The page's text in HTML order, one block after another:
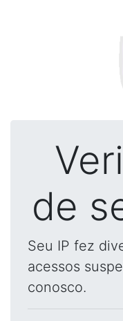
de
Seu IP fez
acessos
conosco.